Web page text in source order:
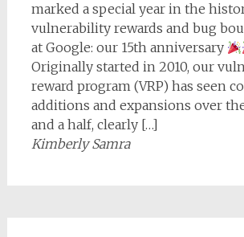
marked a special year in the
vulnerability rewards and bug
at Google: our 15th anniversary
Originally started in 2010, our
reward program (VRP) has seen
additions and expansions over
and a half, clearly […]
Kimberly Samra